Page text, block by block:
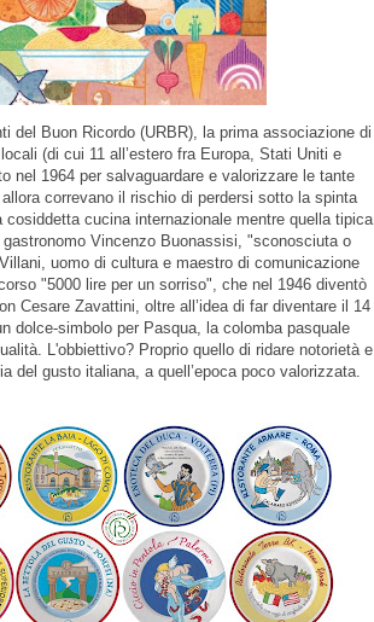
del Buon Ricordo (URBR), la prima associazione di
(di cui 11 all’estero fra Europa, Stati Uniti e
nel 1964 per salvaguardare e valorizzare le tante
correvano il rischio di perdersi sotto la spinta
cosiddetta cucina internazionale mentre quella tipica
Vincenzo Buonassisi, "sconosciuta o
uomo di cultura e maestro di comunicazione
"5000 lire per un sorriso", che nel 1946 diventò
Cesare Zavattini, oltre all’idea di far diventare il 14
dolce-simbolo per Pasqua, la colomba pasquale
L'obbiettivo? Proprio quello di ridare notorietà e
del gusto italiana, a quell’epoca poco valorizzata.